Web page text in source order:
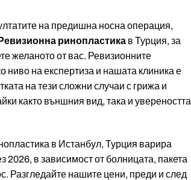
на предишна носна операция,
Ревизионна ринопластика в Турция, за
желаното от вас. Ревизионните
ниво на експертиза и нашата клиника е
на тези сложни случаи с грижа и
както външния вид, така и увереността
в Истанбул, Турция варира
2026, в зависимост от болницата, пакета
Разгледайте нашите цени, преди и след